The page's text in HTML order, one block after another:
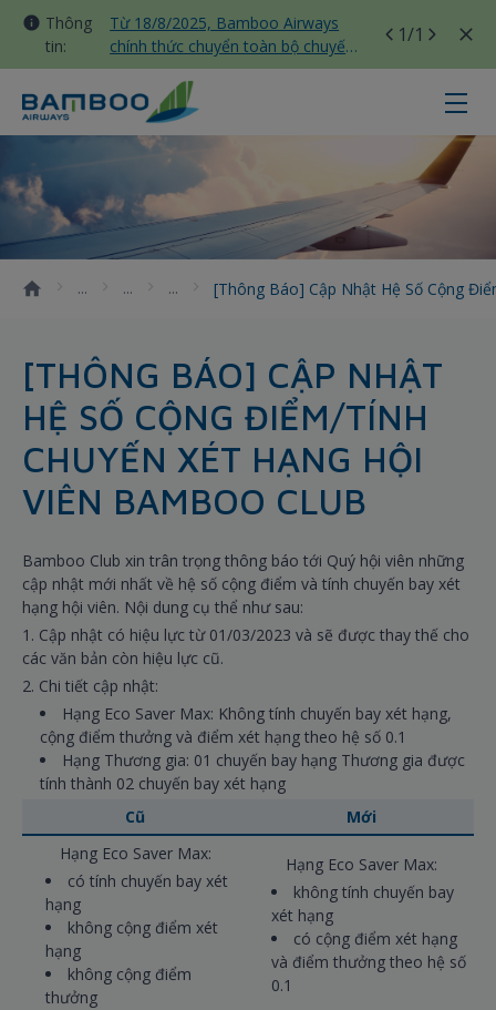
Thông
tin:
Từ 18/8/2025, Bamboo Airways
chính thức chuyển toàn bộ chuyến
bay nội địa sang nhà ga T3 Tân
Sơn Nhất
1/1
[Thông báo] Cập nhật hệ số
[Thông Báo] Cập Nhật Hệ Số Cộng
[THÔNG BÁO] CẬP NHẬT
HỆ SỐ CỘNG ĐIỂM/TÍNH
CHUYẾN XÉT HẠNG HỘI
VIÊN BAMBOO CLUB
Bamboo Club xin trân trọng thông báo tới Quý hội viên những
cập nhật mới nhất về hệ số cộng điểm và tính chuyến bay xét
hạng hội viên. Nội dung cụ thể như sau:
1. Cập nhật có hiệu lực từ 01/03/2023 và sẽ được thay thế cho
các văn bản còn hiệu lực cũ.
2. Chi tiết cập nhật:
Hạng Eco Saver Max: Không tính chuyến bay xét hạng,
cộng điểm thưởng và điểm xét hạng theo hệ số 0.1
Hạng Thương gia: 01 chuyến bay hạng Thương gia được
tính thành 02 chuyến bay xét hạng
Cũ
Mới
Hạng Eco Saver Max:
có tính chuyến bay xét
hạng
không cộng điểm xét
hạng
không cộng điểm
thưởng
Hạng Eco Saver Max:
không tính chuyến bay
xét hạng
có cộng điểm xét hạng
và điểm thưởng theo hệ số
0.1